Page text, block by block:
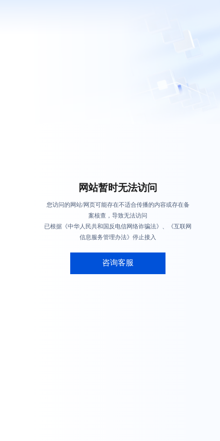
网站暂时无法访问
您访问的网站/网页可能存在不适合传播的内容或存在备
案核查，导致无法访问
已根据《中华人民共和国反电信网络诈骗法》、《互联网
信息服务管理办法》停止接入
咨询客服